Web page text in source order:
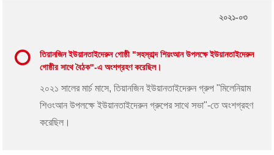
২০২১-০৩
তিয়ানজিন ইউয়ানতাইদেরুন গোষ্ঠী "সহস্রাব্দ শিয়ংআন উপলক্ষে ইউয়ানতাইদেরুন
গোষ্ঠীর সাথে বৈঠক"-এ অংশগ্রহণ করেছিল।
২০২১ সালের মার্চ মাসে, তিয়ানজিন ইউয়ানতাইদেরুন গ্রুপ "মিলেনিয়াম
শিওংআন উপলক্ষে ইউয়ানতাইদেরুন গ্রুপের সাথে সভা"-তে অংশগ্রহণ
করেছিল।